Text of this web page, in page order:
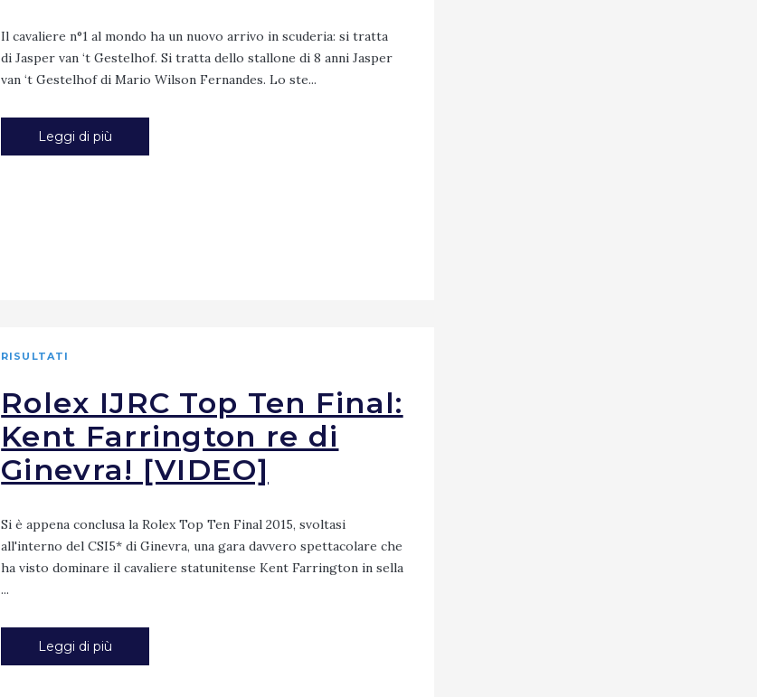
Il cavaliere n°1 al mondo ha un nuovo arrivo in scuderia: si tratta
di Jasper van ‘t Gestelhof. Si tratta dello stallone di 8 anni Jasper
van ‘t Gestelhof di Mario Wilson Fernandes. Lo ste...
Leggi di più
RISULTATI
Rolex IJRC Top Ten Final:
Kent Farrington re di
Ginevra! [VIDEO]
Si è appena conclusa la Rolex Top Ten Final 2015, svoltasi
all'interno del CSI5* di Ginevra, una gara davvero spettacolare che
ha visto dominare il cavaliere statunitense Kent Farrington in sella
...
Leggi di più